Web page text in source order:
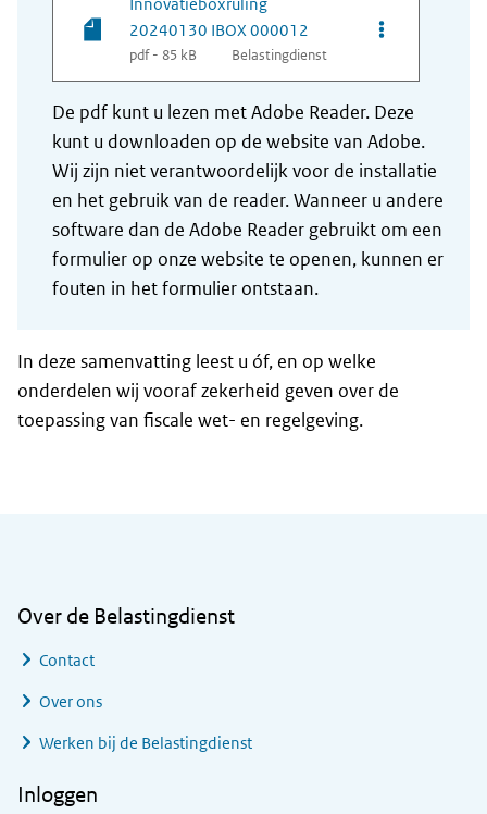
20240130 IBOX 000012
pdf - 85 kB Belastingdienst
Opties van
De pdf kunt u lezen met Adobe Reader. Deze
kunt u downloaden op de website van Adobe.
Wij zijn niet verantwoordelijk voor de installatie
en het gebruik van de reader. Wanneer u andere
software dan de Adobe Reader gebruikt om een
formulier op onze website te openen, kunnen er
fouten in het formulier ontstaan.
In deze samenvatting leest u óf, en op welke
onderdelen wij vooraf zekerheid geven over de
toepassing van fiscale wet- en regelgeving.
Over de Belastingdienst
Contact
Over ons
Werken bij de Belastingdienst
Inloggen